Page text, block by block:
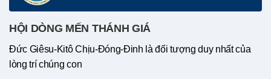
HỘI DÒNG MẾN THÁNH GIÁ
Đức Giêsu-Kitô Chịu-Đóng-Đinh là đối tượng duy nhất của
lòng trí chúng con